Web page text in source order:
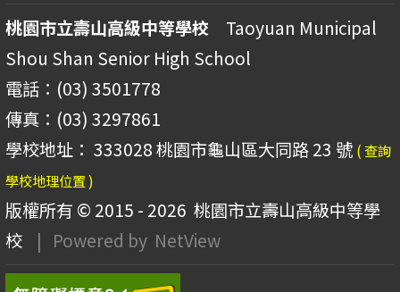
桃園市立壽山高級中等學校 Taoyuan Municipal
Shou Shan Senior High School
電話：(03) 3501778
傳真：(03) 3297861
學校地址： 333028 桃園市龜山區大同路 23 號 ( 查詢
學校地理位置 )
版權所有 © 2015 - 2026 桃園市立壽山高級中等學
校
| Powered by NetView